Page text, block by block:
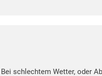
schlechtem Wetter, oder